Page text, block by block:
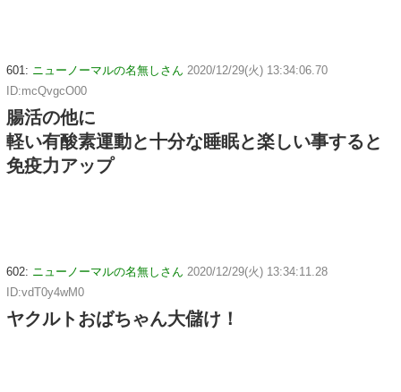
601: ニューノーマルの名無しさん 2020/12/29(火) 13:34:06.70
ID:mcQvgcO00
腸活の他に
軽い有酸素運動と十分な睡眠と楽しい事すると
免疫力アップ
602: ニューノーマルの名無しさん 2020/12/29(火) 13:34:11.28
ID:vdT0y4wM0
ヤクルトおばちゃん大儲け！